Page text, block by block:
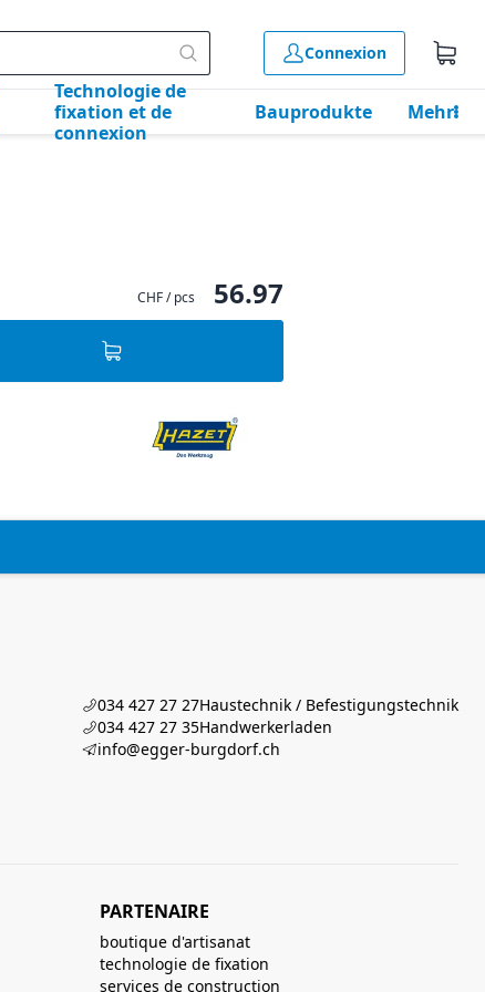
Connexion
Technologie de
fixation et de
connexion
Bauprodukte Mehr
CHF / pcs 56.97
034 427 27 27Haustechnik / Befestigungstechnik
034 427 27 35Handwerkerladen
info@egger-burgdorf.ch
PARTENAIRE
boutique d'artisanat
technologie de fixation
services de construction